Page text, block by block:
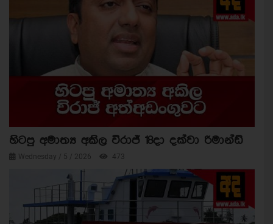
හිටපු අමාත්‍ය අකිල විරාජ් 18දා දක්වා රිමාන්ඩ්
Wednesday / 5 / 2026 473